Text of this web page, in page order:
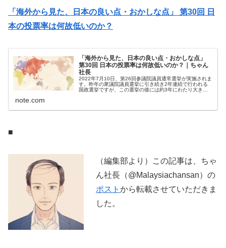
「海外から見た、日本の良い点・おかしな点」 第30回 日
本の投票率は何故低いのか？
「海外から見た、日本の良い点・おかしな点」
第30回 日本の投票率は何故低いのか？｜ちゃん
社長
2022年7月10日、第26回参議院議員通常選挙が実施されま
す。昨年の衆議院議員選挙に引き続き2年連続で行われる
国政選挙ですが、この選挙の後には約3年にわたり大きな
note.com
■
（編集部より）この記事は、ちゃ
ん社長（@Malaysiachansan）の
ポスト から転載させていただきま
した。